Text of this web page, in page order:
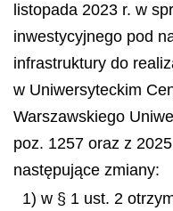
listopada 2023 r. w
inwestycyjnego pod
infrastruktury do
w Uniwersyteckim
Warszawskiego
poz. 1257 oraz z
następujące zmiany:
1) w § 1 ust. 2